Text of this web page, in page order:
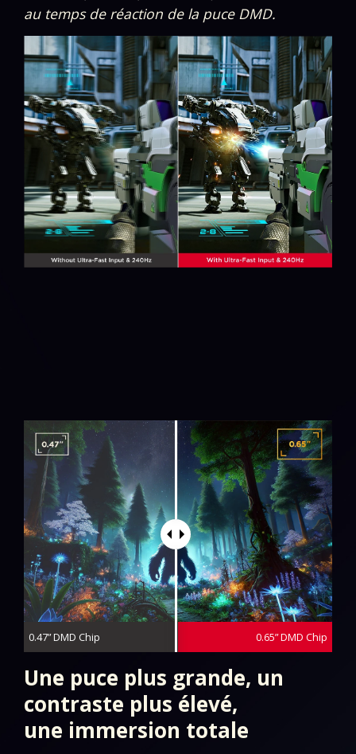
au temps de réaction de la puce DMD.
0.47” DMD Chip 0.65” DMD Chip
Une puce plus grande, un
contraste plus élevé,
une immersion totale